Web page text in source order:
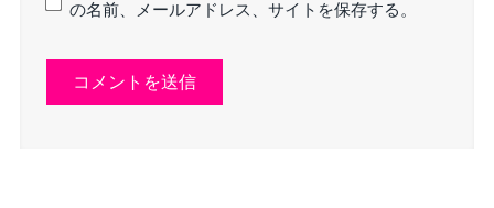
の名前、メールアドレス、サイトを保存する。